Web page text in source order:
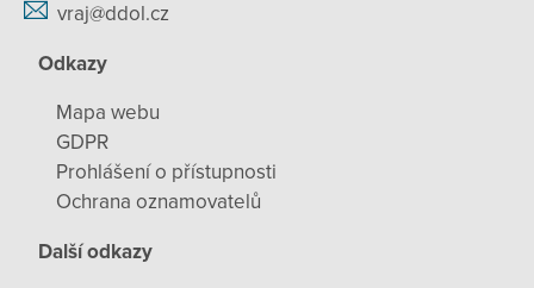
vraj@ddol.cz
Odkazy
Mapa webu
GDPR
Prohlášení o přístupnosti
Ochrana oznamovatelů
Další odkazy